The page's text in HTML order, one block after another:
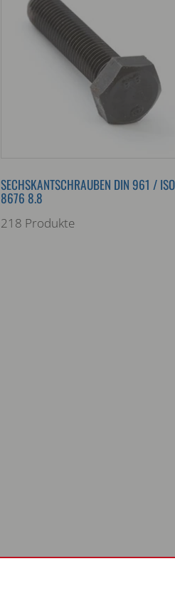
SECHSKANTSCHRAUBEN DIN 961 / ISO
8676 8.8
218 Produkte